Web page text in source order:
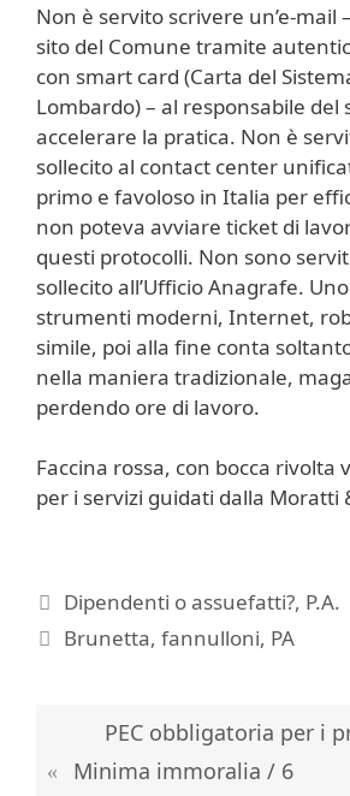
Non è servito scrivere un’e-mail
sito del Comune tramite
con smart card (Carta del
Lombardo) – al responsabile del
accelerare la pratica. Non è
sollecito al contact center
primo e favoloso in Italia per
non poteva avviare ticket di
questi protocolli. Non sono
sollecito all’Ufficio Anagrafe.
strumenti moderni, Internet,
simile, poi alla fine conta
nella maniera tradizionale,
perdendo ore di lavoro.
Faccina rossa, con bocca rivolta
per i servizi guidati dalla Moratti
Categorie
Dipendenti o assuefatti?, P.A.
Tag
Brunetta,fannulloni, PA
PEC obbligatoria per i
Minima immoralia / 6